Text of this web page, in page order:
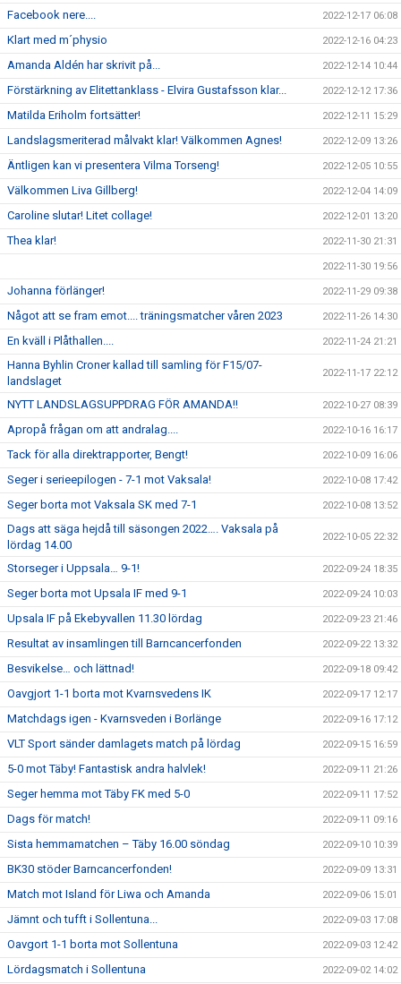
Facebook nere.... 2022-12-17 06:08
Klart med m´physio 2022-12-16 04:23
Amanda Aldén har skrivit på... 2022-12-14 10:44
Förstärkning av Elitettanklass - Elvira Gustafsson klar... 2022-12-12 17:36
Matilda Eriholm fortsätter! 2022-12-11 15:29
Landslagsmeriterad målvakt klar! Välkommen Agnes! 2022-12-09 13:26
Äntligen kan vi presentera Vilma Torseng! 2022-12-05 10:55
Välkommen Liva Gillberg! 2022-12-04 14:09
Caroline slutar! Litet collage! 2022-12-01 13:20
Thea klar! 2022-11-30 21:31
2022-11-30 19:56
Johanna förlänger! 2022-11-29 09:38
Något att se fram emot.... träningsmatcher våren 2023 2022-11-26 14:30
En kväll i Plåthallen.... 2022-11-24 21:21
Hanna Byhlin Croner kallad till samling för F15/07-
landslaget
2022-11-17 22:12
NYTT LANDSLAGSUPPDRAG FÖR AMANDA!! 2022-10-27 08:39
Apropå frågan om att andralag.... 2022-10-16 16:17
Tack för alla direktrapporter, Bengt! 2022-10-09 16:06
Seger i serieepilogen - 7-1 mot Vaksala! 2022-10-08 17:42
Seger borta mot Vaksala SK med 7-1 2022-10-08 13:52
Dags att säga hejdå till säsongen 2022…. Vaksala på
lördag 14.00
2022-10-05 22:32
Storseger i Uppsala… 9-1! 2022-09-24 18:35
Seger borta mot Upsala IF med 9-1 2022-09-24 10:03
Upsala IF på Ekebyvallen 11.30 lördag 2022-09-23 21:46
Resultat av insamlingen till Barncancerfonden 2022-09-22 13:32
Besvikelse… och lättnad! 2022-09-18 09:42
Oavgjort 1-1 borta mot Kvarnsvedens IK 2022-09-17 12:17
Matchdags igen - Kvarnsveden i Borlänge 2022-09-16 17:12
VLT Sport sänder damlagets match på lördag 2022-09-15 16:59
5-0 mot Täby! Fantastisk andra halvlek! 2022-09-11 21:26
Seger hemma mot Täby FK med 5-0 2022-09-11 17:52
Dags för match! 2022-09-11 09:16
Sista hemmamatchen – Täby 16.00 söndag 2022-09-10 10:39
BK30 stöder Barncancerfonden! 2022-09-09 13:31
Match mot Island för Liwa och Amanda 2022-09-06 15:01
Jämnt och tufft i Sollentuna... 2022-09-03 17:08
Oavgort 1-1 borta mot Sollentuna 2022-09-03 12:42
Lördagsmatch i Sollentuna 2022-09-02 14:02